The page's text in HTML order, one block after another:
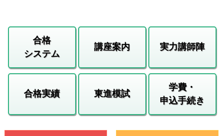
合格
システム
講座案内 実力講師陣
合格実績 東進模試
学費・
申込手続き